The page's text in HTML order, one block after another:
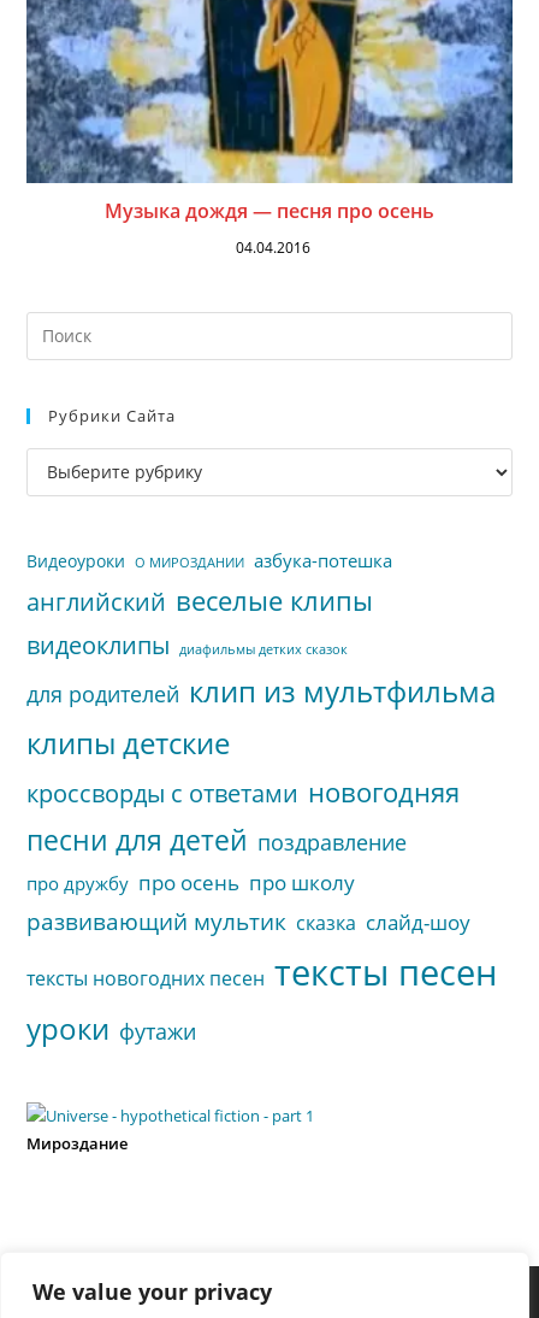
We value your privacy
Музыка дождя — песня про осень
04.04.2016
Рубрики Сайта
Рубрики
сайта
Видеоуроки О МИРОЗДАНИИ азбука-потешка
английский веселые клипы
видеоклипы диафильмы детких сказок
для родителей клип из мультфильма
клипы детские
кроссворды с ответами новогодняя
песни для детей поздравление
про дружбу про осень про школу
развивающий мультик сказка слайд-шоу
тексты новогодних песен тексты песен
уроки футажи
Мироздание